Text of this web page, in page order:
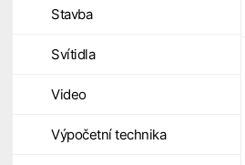
Stavba
Svítidla
Video
Výpočetní technika